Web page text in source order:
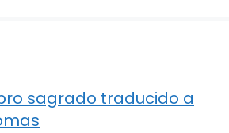
sagrado traducido a